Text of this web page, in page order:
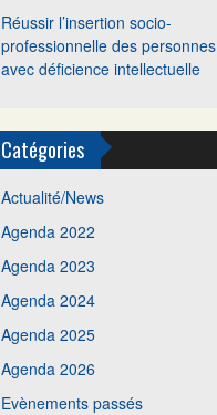
Réussir l’insertion socio-
professionnelle des personnes
avec déficience intellectuelle
Catégories
Actualité/News
Agenda 2022
Agenda 2023
Agenda 2024
Agenda 2025
Agenda 2026
Evènements passés